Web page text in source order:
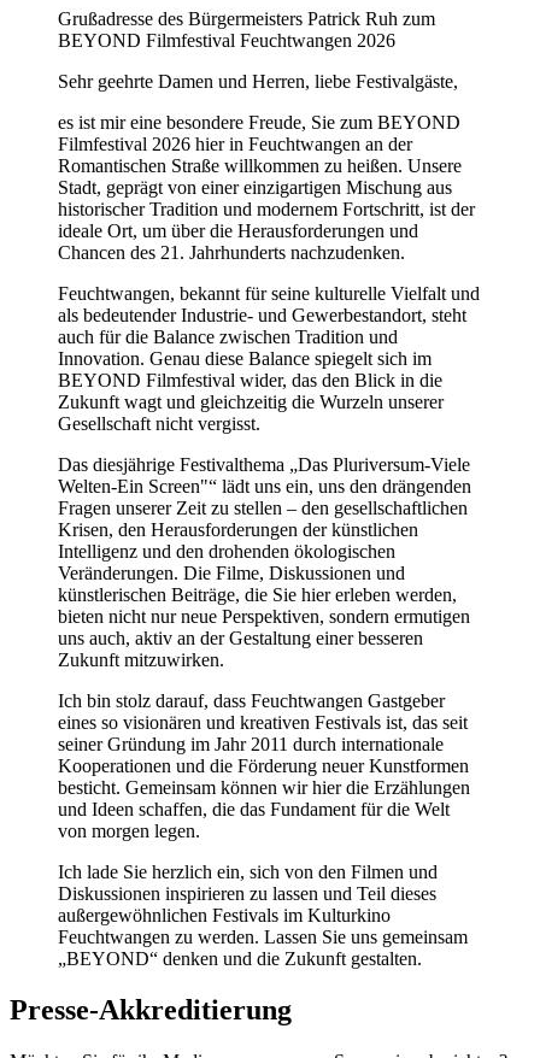
Grußadresse des Bürgermeisters Patrick Ruh zum
BEYOND Filmfestival Feuchtwangen 2026
Sehr geehrte Damen und Herren, liebe Festivalgäste,
es ist mir eine besondere Freude, Sie zum BEYOND
Filmfestival 2026 hier in Feuchtwangen an der
Romantischen Straße willkommen zu heißen. Unsere
Stadt, geprägt von einer einzigartigen Mischung aus
historischer Tradition und modernem Fortschritt, ist der
ideale Ort, um über die Herausforderungen und
Chancen des 21. Jahrhunderts nachzudenken.
Feuchtwangen, bekannt für seine kulturelle Vielfalt und
als bedeutender Industrie- und Gewerbestandort, steht
auch für die Balance zwischen Tradition und
Innovation. Genau diese Balance spiegelt sich im
BEYOND Filmfestival wider, das den Blick in die
Zukunft wagt und gleichzeitig die Wurzeln unserer
Gesellschaft nicht vergisst.
Das diesjährige Festivalthema „Das Pluriversum-Viele
Welten-Ein Screen"“ lädt uns ein, uns den drängenden
Fragen unserer Zeit zu stellen – den gesellschaftlichen
Krisen, den Herausforderungen der künstlichen
Intelligenz und den drohenden ökologischen
Veränderungen. Die Filme, Diskussionen und
künstlerischen Beiträge, die Sie hier erleben werden,
bieten nicht nur neue Perspektiven, sondern ermutigen
uns auch, aktiv an der Gestaltung einer besseren
Zukunft mitzuwirken.
Ich bin stolz darauf, dass Feuchtwangen Gastgeber
eines so visionären und kreativen Festivals ist, das seit
seiner Gründung im Jahr 2011 durch internationale
Kooperationen und die Förderung neuer Kunstformen
besticht. Gemeinsam können wir hier die Erzählungen
und Ideen schaffen, die das Fundament für die Welt
von morgen legen.
Ich lade Sie herzlich ein, sich von den Filmen und
Diskussionen inspirieren zu lassen und Teil dieses
außergewöhnlichen Festivals im Kulturkino
Feuchtwangen zu werden. Lassen Sie uns gemeinsam
„BEYOND“ denken und die Zukunft gestalten.
Presse-Akkreditierung